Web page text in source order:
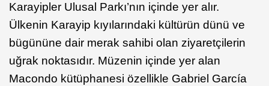
Karayipler Ulusal Parkı’nın içinde yer alır.
Ülkenin Karayip kıyılarındaki kültürün dünü ve
bügününe dair merak sahibi olan ziyaretçilerin
uğrak noktasıdır. Müzenin içinde yer alan
Macondo kütüphanesi özellikle Gabriel García